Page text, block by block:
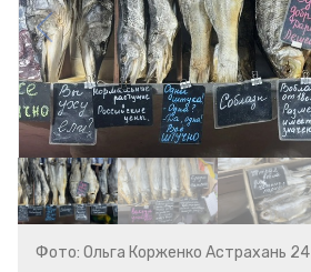
Фото: Ольга Корженко Астрахань 24